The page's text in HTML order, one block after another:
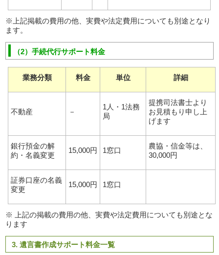
※上記掲載の費用の他、実費や法定費用についても別途となり
ます。
（2）手続代行サポート料金
業務分類 料金 単位 詳細
不動産 －
1人・1法務
局
提携司法書士より
お見積もり申し上
げます
銀行預金の解
約・名義変更
15,000円 1窓口
農協・信金等は、
30,000円
証券口座の名義
変更
15,000円 1窓口
※ 上記の掲載の費用の他、実費や法定費用についても別途とな
ります
3. 遺言書作成サポート料金一覧